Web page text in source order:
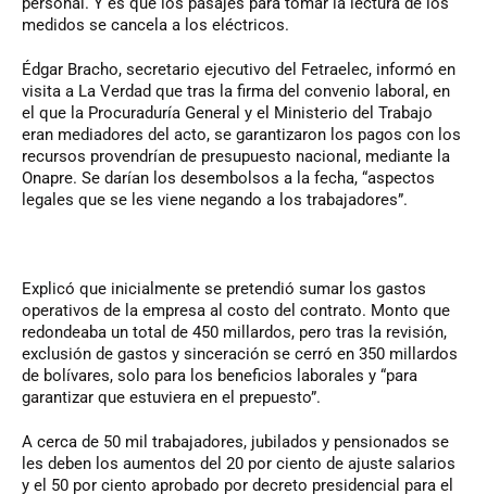
medidos se cancela a los eléctricos.
Édgar Bracho, secretario ejecutivo del Fetraelec, informó en
visita a La Verdad que tras la firma del convenio laboral, en
el que la Procuraduría General y el Ministerio del Trabajo
eran mediadores del acto, se garantizaron los pagos con los
recursos provendrían de presupuesto nacional, mediante la
Onapre. Se darían los desembolsos a la fecha, “aspectos
legales que se les viene negando a los trabajadores”.
Explicó que inicialmente se pretendió sumar los gastos
operativos de la empresa al costo del contrato. Monto que
redondeaba un total de 450 millardos, pero tras la revisión,
exclusión de gastos y sinceración se cerró en 350 millardos
de bolívares, solo para los beneficios laborales y “para
garantizar que estuviera en el prepuesto”.
A cerca de 50 mil trabajadores, jubilados y pensionados se
les deben los aumentos del 20 por ciento de ajuste salarios
y el 50 por ciento aprobado por decreto presidencial para el